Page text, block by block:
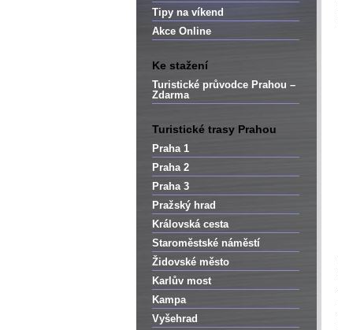
Tipy na víkend
Akce Online
Ke stažení
Turistické průvodce Prahou –
Zdarma
Turistické trasy Prahou
Praha 1
Praha 2
Praha 3
Pražský hrad
Královská cesta
Staroměstské náměstí
Židovské město
Karlův most
Kampa
Vyšehrad